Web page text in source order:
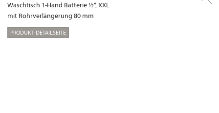
Waschtisch 1-Hand Batterie ½“, XXL
mit Rohrverlängerung 80 mm
PRODUKT-DETAILSEITE